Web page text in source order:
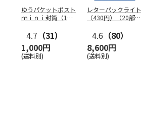
ゆうパケットポスト
ｍｉｎｉ封筒（1個
4.7 （31）
1,000円
(送料別)
レターパックライト
（430円）（20部セ
4.6 （80）
8,600円
(送料別)